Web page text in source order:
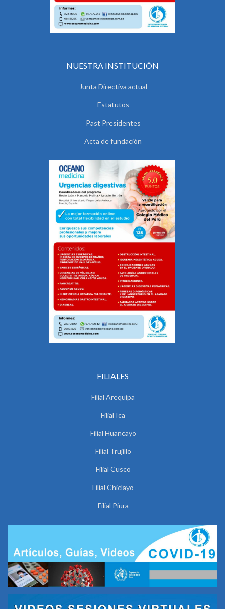
NUESTRA INSTITUCIÓN
Junta Directiva actual
Estatutos
Past Presidentes
Acta de fundación
FILIALES
Filial Arequipa
Filial Ica
Filial Huancayo
Filial Trujillo
Filial Cusco
Filial Chiclayo
Filial Piura